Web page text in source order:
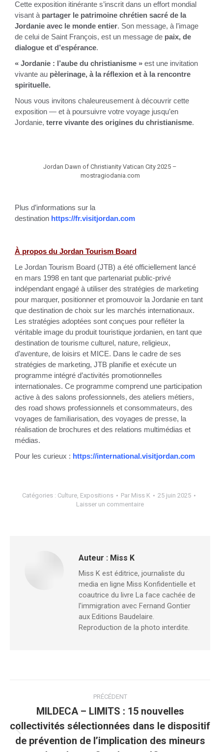
Cette exposition itinérante s’inscrit dans un effort mondial
visant à partager le patrimoine chrétien sacré de la
Jordanie avec le monde entier. Son message, à l’image
de celui de Saint François, est un message de paix, de
dialogue et d’espérance.
« Jordanie : l’aube du christianisme » est une invitation
vivante au pèlerinage, à la réflexion et à la rencontre
spirituelle.
Nous vous invitons chaleureusement à découvrir cette
exposition — et à poursuivre votre voyage jusqu’en
Jordanie, terre vivante des origines du christianisme.
Jordan Dawn of Christianity Vatican City 2025 –
mostragiodania.com
Plus d’informations sur la
destination https://fr.visitjordan.com
À propos du Jordan Tourism Board
Le Jordan Tourism Board (JTB) a été officiellement lancé
en mars 1998 en tant que partenariat public-privé
indépendant engagé à utiliser des stratégies de marketing
pour marquer, positionner et promouvoir la Jordanie en tant
que destination de choix sur les marchés internationaux.
Les stratégies adoptées sont conçues pour refléter la
véritable image du produit touristique jordanien, en tant que
destination de tourisme culturel, nature, religieux,
d’aventure, de loisirs et MICE. Dans le cadre de ses
stratégies de marketing, JTB planifie et exécute un
programme intégré d’activités promotionnelles
internationales. Ce programme comprend une participation
active à des salons professionnels, des ateliers métiers,
des road shows professionnels et consommateurs, des
voyages de familiarisation, des voyages de presse, la
réalisation de brochures et des relations multimédias et
médias.
Pour les curieux : https://international.visitjordan.com
Catégories : Culture, Expositions Par Miss K
25 juin 2025
Laisser un commentaire
Auteur : Miss K
Miss K est éditrice, journaliste du
media en ligne Miss Konfidentielle et
coautrice du livre La face cachée de
l'immigration avec Fernand Gontier
aux Editions Baudelaire.
Reproduction de la photo interdite.
PRÉCÉDENT
MILDECA – LIMITS : 15 nouvelles
collectivités sélectionnées dans le dispositif
de prévention de l’implication des mineurs